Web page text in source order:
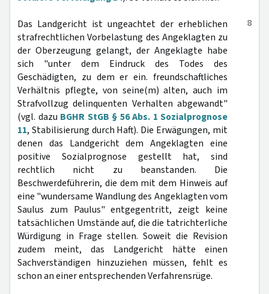
8
Das Landgericht ist ungeachtet der erheblichen
strafrechtlichen Vorbelastung des Angeklagten zu
der Oberzeugung gelangt, der Angeklagte habe
sich "unter dem Eindruck des Todes des
Geschädigten, zu dem er ein. freundschaftliches
Verhältnis pflegte, von seine(m) alten, auch im
Strafvollzug delinquenten Verhalten abgewandt"
(vgl. dazu BGHR StGB § 56 Abs. 1 Sozialprognose
11, Stabilisierung durch Haft). Die Erwägungen, mit
denen das Landgericht dem Angeklagten eine
positive Sozialprognose gestellt hat, sind
rechtlich nicht zu beanstanden. Die
Beschwerdeführerin, die dem mit dem Hinweis auf
eine "wundersame Wandlung des Angeklagten vom
Saulus zum Paulus" entgegentritt, zeigt keine
tatsächlichen Umstände auf, die die tatrichterliche
Würdigung in Frage stellen. Soweit die Revision
zudem meint, das Landgericht hätte einen
Sachverständigen hinzuziehen müssen, fehlt es
schon an einer entsprechenden Verfahrensrüge.